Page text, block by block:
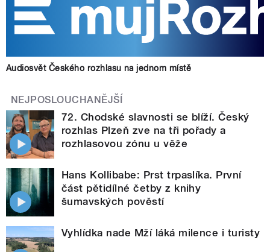
Audiosvět Českého rozhlasu na jednom místě
NEJPOSLOUCHANĚJŠÍ
72. Chodské slavnosti se blíží. Český
rozhlas Plzeň zve na tři pořady a
rozhlasovou zónu u věže
Hans Kollibabe: Prst trpaslíka. První
část pětidílné četby z knihy
šumavských pověstí
Vyhlídka nade Mží láká milence i turisty